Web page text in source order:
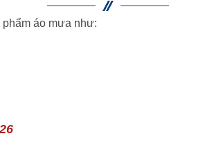
áo mưa như: